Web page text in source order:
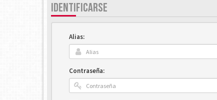
IDENTIFICARSE
Alias:
Contraseña: